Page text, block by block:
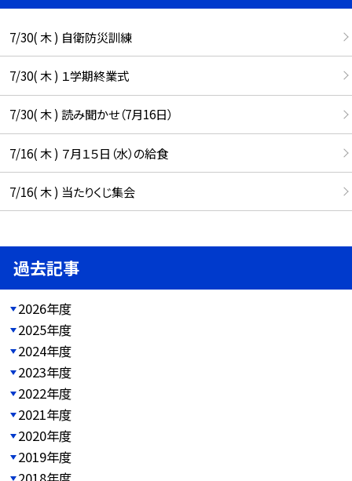
7/30( 木 ) 自衛防災訓練
7/30( 木 ) １学期終業式
7/30( 木 ) 読み聞かせ（7月16日）
7/16( 木 ) ７月１５日（水）の給食
7/16( 木 ) 当たりくじ集会
過去記事
2026年度
2025年度
2024年度
2023年度
2022年度
2021年度
2020年度
2019年度